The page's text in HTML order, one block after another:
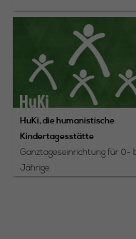
HuKi, die humanistische
Kindertagesstätte
Ganztageseinrichtung für 0-
Jährige